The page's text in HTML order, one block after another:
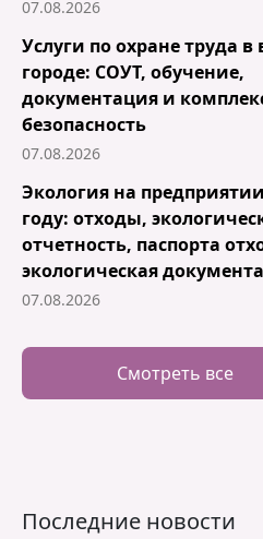
07.08.2026
Услуги по охране труда
городе: СОУТ, обучение,
документация и
безопасность
07.08.2026
Экология на
году: отходы,
отчетность, паспорта
экологическая
07.08.2026
Смотреть все
Последние новости